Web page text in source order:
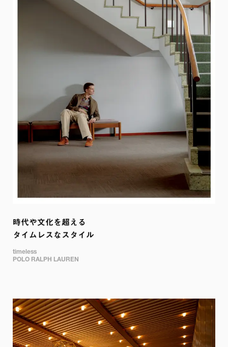
時代や文化を超える
タイムレスなスタイル
timeless
POLO RALPH LAUREN